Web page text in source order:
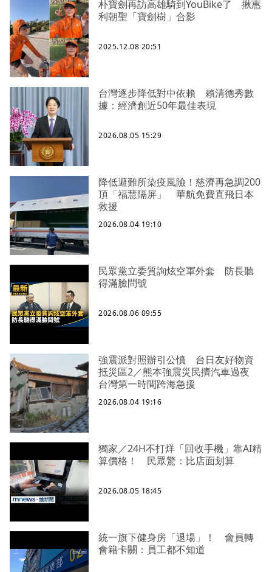
朴寶劍再訪高雄騎到YouBike了 揪惠
利朝聖「寶劍樹」合影
2025.12.08 20:51
台灣逐步降低對中依賴 賴清德秀數
據：經濟創近50年最佳表現
2026.08.05 15:29
降低避難所染疫風險！慈濟再急調200
頂「福慧隔屏」 華航免費直飛日本
救援
2026.08.04 19:10
民眾黨立委質詢炫空軍外套 防長聽
得滿臉問號
2026.08.06 09:55
強震派對照辦引公憤 台日友好物資
抵災區2／熊本強震災民擠汽車過夜
台灣第一時間跨海急援
2026.08.04 19:16
獨家／24H不打烊「回收手機」靠AI精
算價格！ 民眾驚：比店面划算
2026.08.05 18:45
統一旗下健身房「退場」！ 會員轉
會籍卡關：員工都不知道